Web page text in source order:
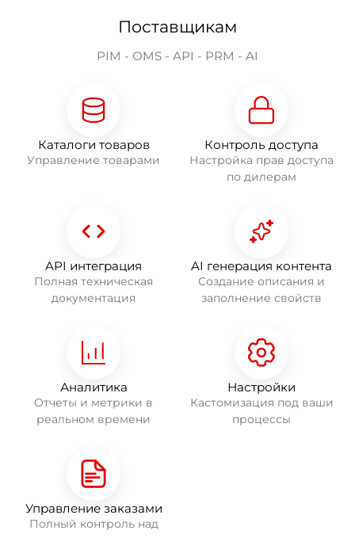
Поставщикам
PIM - OMS - API - PRM - AI
Каталоги товаров
Управление товарами
Контроль доступа
Настройка прав доступа
по дилерам
API интеграция
Полная техническая
документация
AI генерация контента
Создание описания и
заполнение свойств
Аналитика
Отчеты и метрики в
реальном времени
Настройки
Кастомизация под ваши
процессы
Управление заказами
Полный контроль над